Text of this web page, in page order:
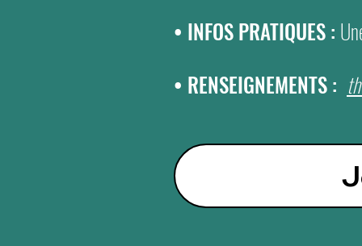
• INFOS PRATIQUES :
• RENSEIGNEMENTS :